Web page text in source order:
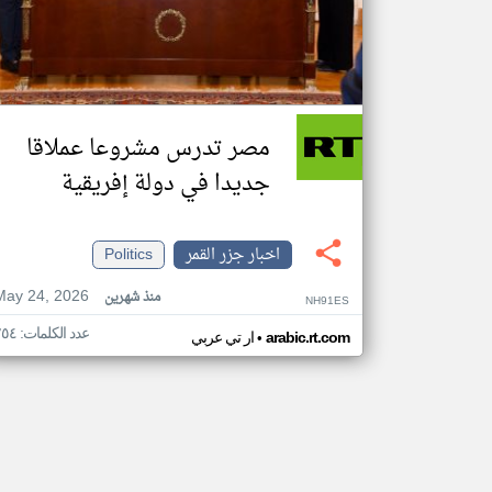
مصر تدرس مشروعا عملاقا
جديدا في دولة إفريقية
اخبار جزر القمر
Politics
24, 2026
منذ شهرين NH91ES
ار تي عربي• arabic.rt.com عدد الكلمات: ٢٥٤